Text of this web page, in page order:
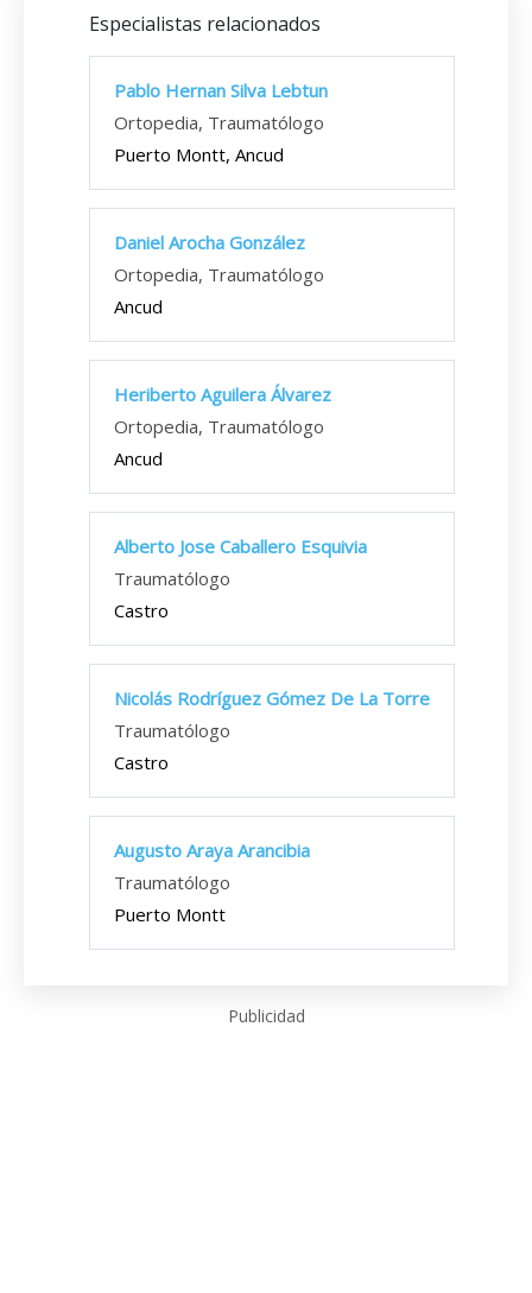
Especialistas relacionados
Pablo Hernan Silva Lebtun
Ortopedia, Traumatólogo
Puerto Montt, Ancud
Daniel Arocha González
Ortopedia, Traumatólogo
Ancud
Heriberto Aguilera Álvarez
Ortopedia, Traumatólogo
Ancud
Alberto Jose Caballero Esquivia
Traumatólogo
Castro
Nicolás Rodríguez Gómez De La Torre
Traumatólogo
Castro
Augusto Araya Arancibia
Traumatólogo
Puerto Montt
Publicidad